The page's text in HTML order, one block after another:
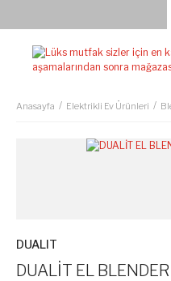
Anasayfa Elektrikli Ev Ürünleri
DUALIT
DUALİT EL